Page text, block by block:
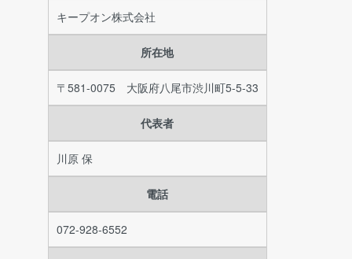
キープオン株式会社
所在地
〒581-0075 大阪府八尾市渋川町5-5-33
代表者
川原 保
電話
072-928-6552